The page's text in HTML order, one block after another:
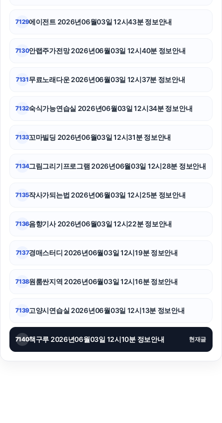
부산흥신소
광교피부과
7129에이전트 2026년06월03일 12시43분 정보안내
7130안랩주가전망 2026년06월03일 12시40분 정보안내
7131무료노래다운 2026년06월03일 12시37분 정보안내
7132숙식가능연습실 2026년06월03일 12시34분 정보안내
7133꼬마빌딩 2026년06월03일 12시31분 정보안내
7134그림그리기프로그램 2026년06월03일 12시28분 정보안내
7135작사가되는법 2026년06월03일 12시25분 정보안내
7136음향기사 2026년06월03일 12시22분 정보안내
7137경매스터디 2026년06월03일 12시19분 정보안내
7138원룸싼지역 2026년06월03일 12시16분 정보안내
7139고양시연습실 2026년06월03일 12시13분 정보안내
7140책구루 2026년06월03일 12시10분 정보안내 현재글